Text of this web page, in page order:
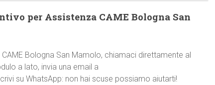
per Assistenza CAME Bologna San
Bologna San Mamolo, chiamaci direttamente al
a lato, invia una email a
su WhatsApp: non hai scuse possiamo aiutarti!